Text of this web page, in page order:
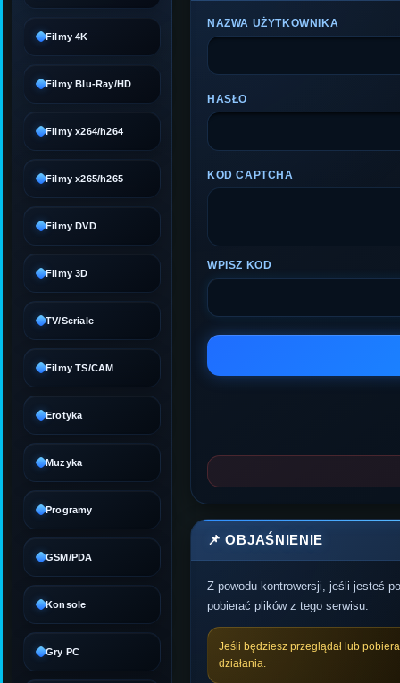
Filmy 4K
Filmy Blu-Ray/HD
Filmy x264/h264
Filmy x265/h265
Filmy DVD
Filmy 3D
TV/Seriale
Filmy TS/CAM
Erotyka
Muzyka
Programy
GSM/PDA
Konsole
Gry PC
NAZWA UŻYTKOWNIKA
HASŁO
KOD CAPTCHA
WPISZ KOD
📌 OBJAŚNIENIE
Z powodu kontrowersji, jeśli jesteś
pobierać plików z tego serwisu.
Jeśli będziesz przeglądał lub
działania.